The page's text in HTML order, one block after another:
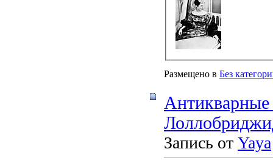
Размещено в Без
Запись от Yaya